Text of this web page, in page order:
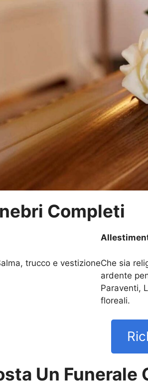
Completi
trucco e vestizioneChe sia
ardente
Paraventi,
floreali.
Un Funerale